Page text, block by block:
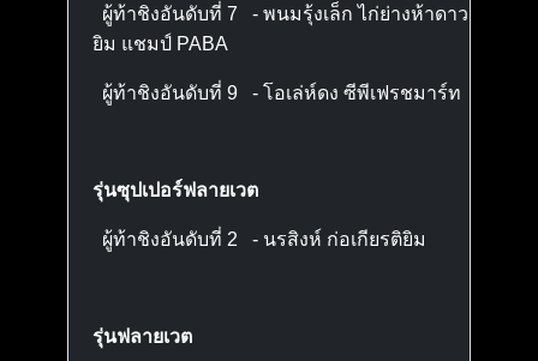
ผู้ท้าชิงอันดับที่ 7 - พนมรุ้งเล็ก ไก่ย่างห้าดาว
ยิม แชมป์ PABA
ผู้ท้าชิงอันดับที่ 9 - โอเล่ห์ดง ซีพีเฟรชมาร์ท
รุ่นซุปเปอร์ฟลายเวต
ผู้ท้าชิงอันดับที่ 2 - นรสิงห์ ก่อเกียรติยิม
รุ่นฟลายเวต